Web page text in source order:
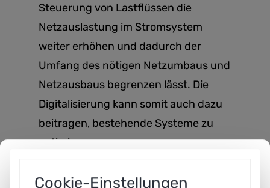
Steuerung von Lastflüssen die
Netzauslastung im Stromsystem
weiter erhöhen und dadurch der
Umfang des nötigen Netzumbaus und
Netzausbaus begrenzen lässt. Die
Digitalisierung kann somit auch dazu
beitragen, bestehende Systeme zu
optimieren.
Cookie-Einstellungen